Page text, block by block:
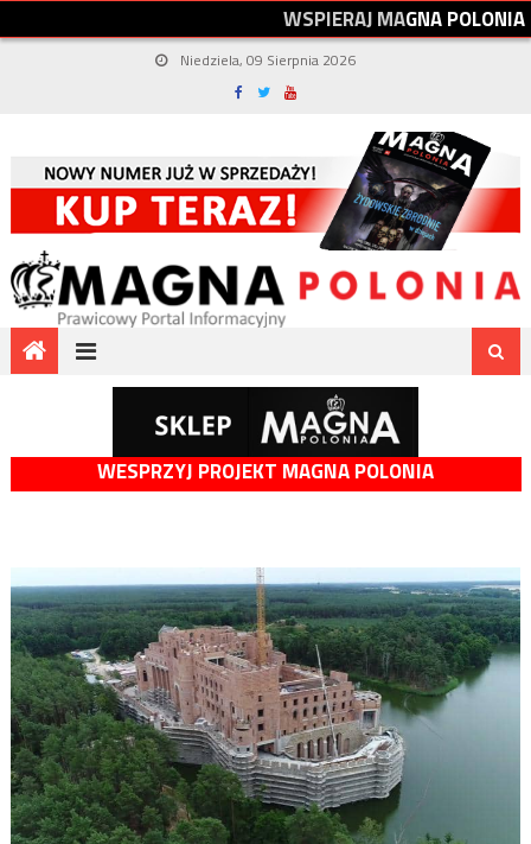
WSPIERAJMAGNAPOLONIA
Niedziela, 09 Sierpnia 2026
WESPRZYJ PROJEKT MAGNA POLONIA